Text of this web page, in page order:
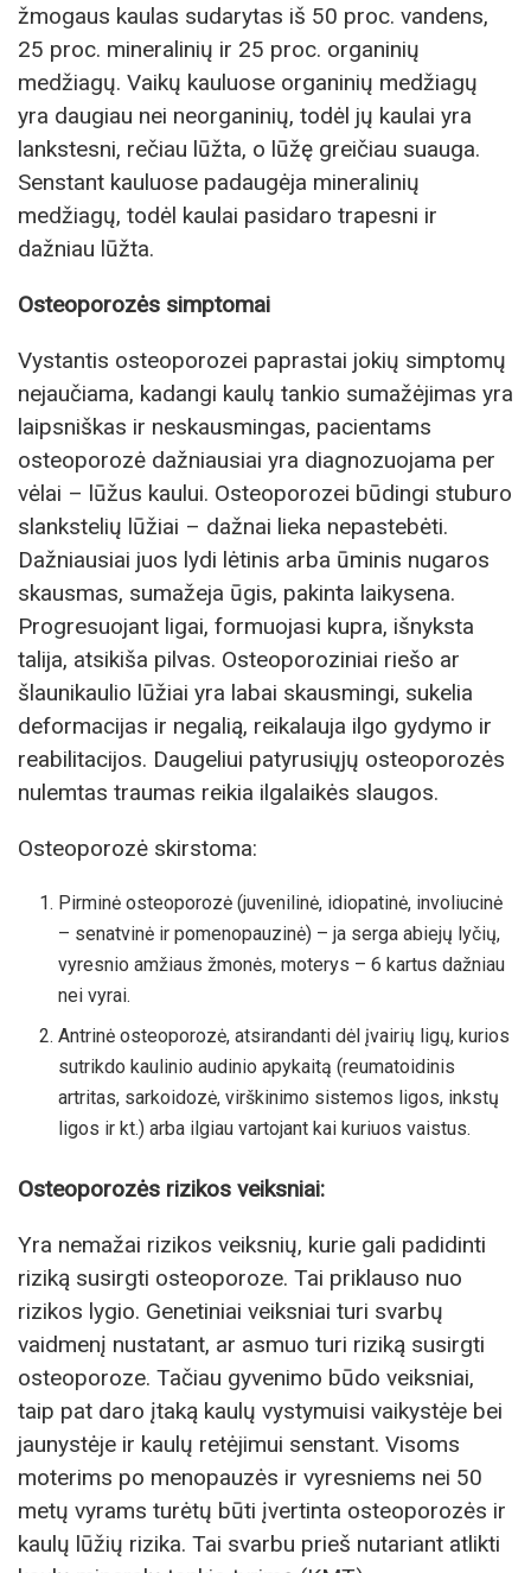
žmogaus kaulas sudarytas iš 50 proc. vandens,
25 proc. mineralinių ir 25 proc. organinių
medžiagų. Vaikų kauluose organinių medžiagų
yra daugiau nei neorganinių, todėl jų kaulai yra
lankstesni, rečiau lūžta, o lūžę greičiau suauga.
Senstant kauluose padaugėja mineralinių
medžiagų, todėl kaulai pasidaro trapesni ir
dažniau lūžta.
Osteoporozės simptomai
Vystantis osteoporozei paprastai jokių simptomų
nejaučiama, kadangi kaulų tankio sumažėjimas yra
laipsniškas ir neskausmingas, pacientams
osteoporozė dažniausiai yra diagnozuojama per
vėlai – lūžus kaului. Osteoporozei būdingi stuburo
slankstelių lūžiai – dažnai lieka nepastebėti.
Dažniausiai juos lydi lėtinis arba ūminis nugaros
skausmas, sumažeja ūgis, pakinta laikysena.
Progresuojant ligai, formuojasi kupra, išnyksta
talija, atsikiša pilvas. Osteoporoziniai riešo ar
šlaunikaulio lūžiai yra labai skausmingi, sukelia
deformacijas ir negalią, reikalauja ilgo gydymo ir
reabilitacijos. Daugeliui patyrusiųjų osteoporozės
nulemtas traumas reikia ilgalaikės slaugos.
Osteoporozė skirstoma:
Pirminė osteoporozė (juvenilinė, idiopatinė, involiucinė
– senatvinė ir pomenopauzinė) – ja serga abiejų lyčių,
vyresnio amžiaus žmonės, moterys – 6 kartus dažniau
nei vyrai.
Antrinė osteoporozė, atsirandanti dėl įvairių ligų, kurios
sutrikdo kaulinio audinio apykaitą (reumatoidinis
artritas, sarkoidozė, virškinimo sistemos ligos, inkstų
ligos ir kt.) arba ilgiau vartojant kai kuriuos vaistus.
Osteoporozės rizikos veiksniai:
Yra nemažai rizikos veiksnių, kurie gali padidinti
riziką susirgti osteoporoze. Tai priklauso nuo
rizikos lygio. Genetiniai veiksniai turi svarbų
vaidmenį nustatant, ar asmuo turi riziką susirgti
osteoporoze. Tačiau gyvenimo būdo veiksniai,
taip pat daro įtaką kaulų vystymuisi vaikystėje bei
jaunystėje ir kaulų retėjimui senstant. Visoms
moterims po menopauzės ir vyresniems nei 50
metų vyrams turėtų būti įvertinta osteoporozės ir
kaulų lūžių rizika. Tai svarbu prieš nutariant atlikti